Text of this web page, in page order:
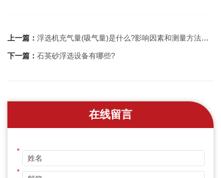
上一篇： 浮选机充气量(吸气量)是什么?影响因素和测量方法有哪些?
下一篇： 石英砂浮选设备有哪些?
在线留言
*
*